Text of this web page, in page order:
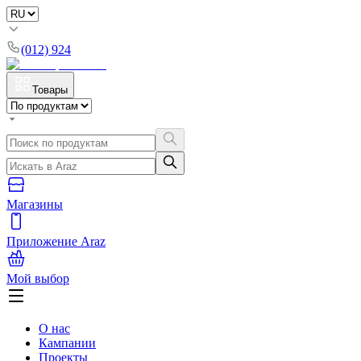
(012) 924
Товары
Магазины
Приложение Araz
Мой выбор
О нас
Кампании
Проекты